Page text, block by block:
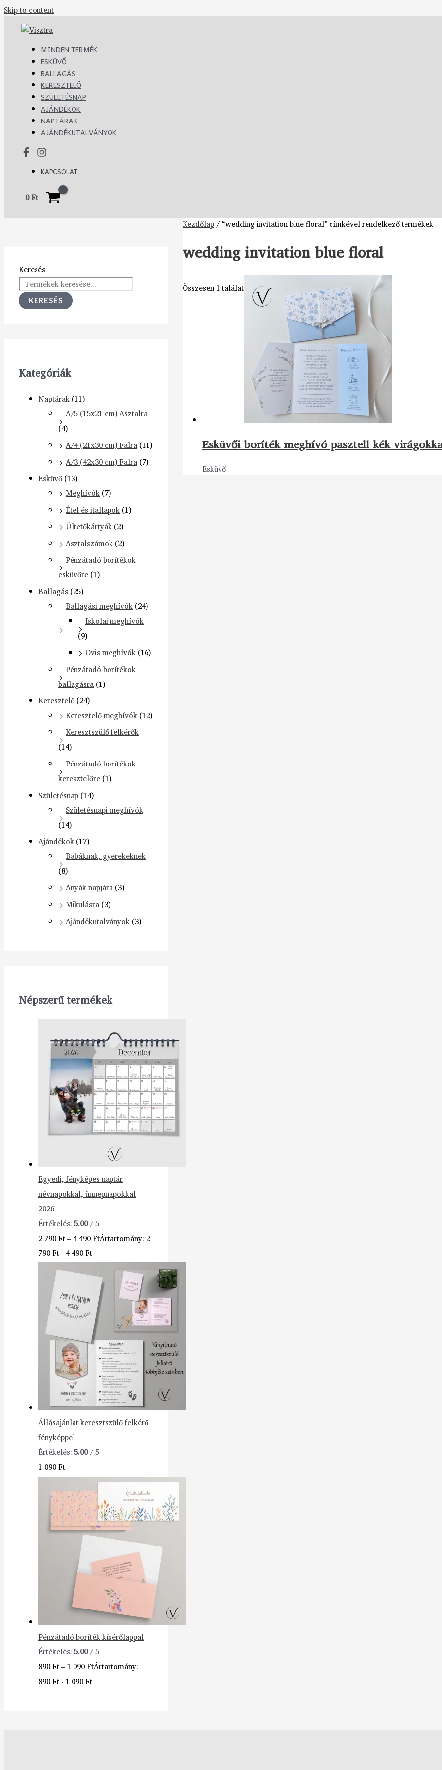
Skip to content
MINDEN TERMÉK
ESKÜVŐ
BALLAGÁS
KERESZTELŐ
SZÜLETÉSNAP
AJÁNDÉKOK
NAPTÁRAK
AJÁNDÉKUTALVÁNYOK
KAPCSOLAT
0Ft
Keresés
KERESÉS
Kategóriák
Naptárak (11)
A/5 (15x21 cm) Asztalra
(4)
A/4 (21x30 cm) Falra (11)
A/3 (42x30 cm) Falra (7)
Esküvő (13)
Meghívók (7)
Étel és itallapok (1)
Ültetőkártyák (2)
Asztalszámok (2)
Pénzátadó borítékok
esküvőre (1)
Ballagás (25)
Ballagási meghívók (24)
Iskolai meghívók
(9)
Ovis meghívók (16)
Pénzátadó borítékok
ballagásra (1)
Keresztelő (24)
Keresztelő meghívók (12)
Keresztszülő felkérők
(14)
Pénzátadó borítékok
keresztelőre (1)
Születésnap (14)
Születésnapi meghívók
(14)
Ajándékok (17)
Babáknak, gyerekeknek
(8)
Anyák napjára (3)
Mikulásra (3)
Ajándékutalványok (3)
Népszerű termékek
Egyedi, fényképes naptár
névnapokkal, ünnepnapokkal
2026
Értékelés: 5.00/ 5
2 790Ft– 4 490FtÁrtartomány: 2
790 Ft - 4 490 Ft
Állásajánlat keresztszülő felkérő
fényképpel
Értékelés: 5.00/ 5
1 090Ft
Pénzátadó boríték kísérőlappal
Értékelés: 5.00/ 5
890Ft–1 090FtÁrtartomány:
890 Ft - 1 090 Ft
Kezdőlap/ “wedding invitation blue floral” címkével rendelkező termékek
wedding invitation blue floral
Összesen 1 találat
Esküvői boríték meghívó pasztell kék
Esküvő